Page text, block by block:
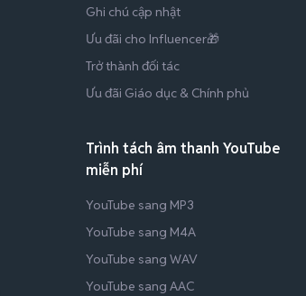
Ghi chú cập nhật
Ưu đãi cho Influencer🎁
Trở thành đối tác
Ưu đãi Giáo dục & Chính phủ
Trình tách âm thanh YouTube
miễn phí
YouTube sang MP3
YouTube sang M4A
YouTube sang WAV
YouTube sang AAC